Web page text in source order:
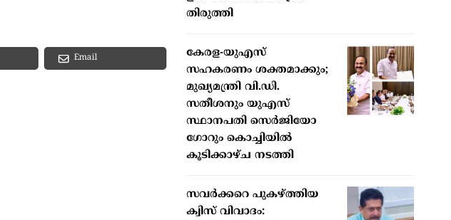
Email
തിരുത്തി
കേരള-യുഎസ്
സഹകരണം ശക്തമാക്കും;
മുഖ്യമന്ത്രി വി.ഡി.
സതീശനും യുഎസ്
സ്ഥാനപതി സെർജിയോ
ഗോറും കൊച്ചിയിൽ
കൂടിക്കാഴ്ച നടത്തി
സവർക്കറെ പുകഴ്ത്തിയ
ക്വിസ് വിവാദം: